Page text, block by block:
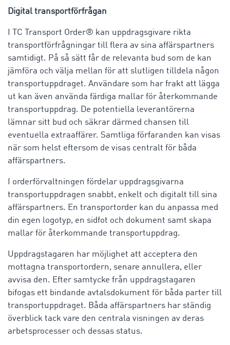
Digital transportförfrågan
I TC Transport Order® kan uppdragsgivare rikta
transportförfrågningar till flera av sina affärspartners
samtidigt. På så sätt får de relevanta bud som de kan
jämföra och välja mellan för att slutligen tilldela någon
transportuppdraget. Användare som har frakt att lägga
ut kan även använda färdiga mallar för återkommande
transportuppdrag. De potentiella leverantörerna
lämnar sitt bud och säkrar därmed chansen till
eventuella extraaffärer. Samtliga förfaranden kan visas
när som helst eftersom de visas centralt för båda
affärspartners.
I orderförvaltningen fördelar uppdragsgivarna
transportuppdragen snabbt, enkelt och digitalt till sina
affärspartners. En transportorder kan du anpassa med
din egen logotyp, en sidfot och dokument samt skapa
mallar för återkommande transportuppdrag.
Uppdragstagaren har möjlighet att acceptera den
mottagna transportordern, senare annullera, eller
avvisa den. Efter samtycke från uppdragstagaren
bifogas ett bindande avtalsdokument för båda parter till
transportuppdraget. Båda affärspartners har ständig
överblick tack vare den centrala visningen av deras
arbetsprocesser och dessas status.